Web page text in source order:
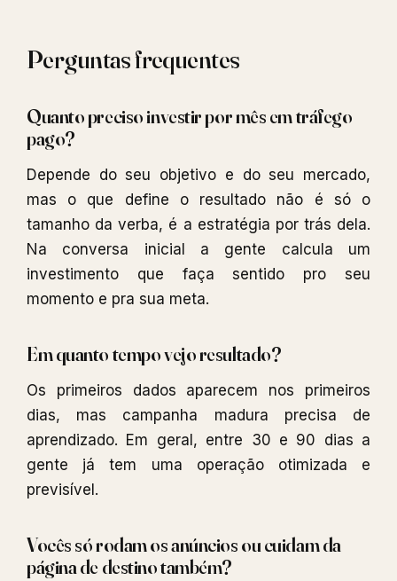
Perguntas frequentes
Quanto preciso investir por mês em tráfego
pago?
Depende do seu objetivo e do seu mercado,
mas o que define o resultado não é só o
tamanho da verba, é a estratégia por trás dela.
Na conversa inicial a gente calcula um
investimento que faça sentido pro seu
momento e pra sua meta.
Em quanto tempo vejo resultado?
Os primeiros dados aparecem nos primeiros
dias, mas campanha madura precisa de
aprendizado. Em geral, entre 30 e 90 dias a
gente já tem uma operação otimizada e
previsível.
Vocês só rodam os anúncios ou cuidam da
página de destino também?